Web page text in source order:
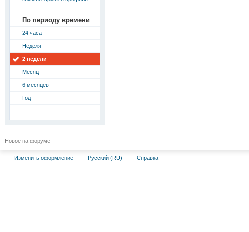
По периоду времени
24 часа
Неделя
2 недели
Месяц
6 месяцев
Год
Новое на форуме
Изменить оформление Русский (RU) Справка